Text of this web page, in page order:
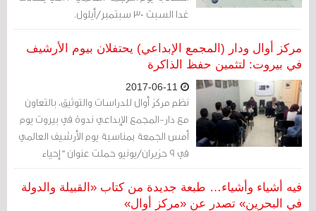
غدا السبت 30 سبتمبر/أيلول.
مركز أوال ودار (المجمع الإبداعي) يحتفلان بيوم الأرشيف
في بيروت: لتثمين حفظ الذاكرة
نظم مركز أوال للدراسات والتوثيق، بالتعاون
مع دار-المجمع الإبداعي ندوة في بيروت يوم
أمس الجمعة بمناسبة يوم الأرشيف العالمي
في 9 حزيران/يونيو حملت عنوان "إحياء
الأرشيف: بين التثمين والجذب".
فيه أشياء وأشياء… طبعة جديدة من كتاب «القبيلة والدولة
في البحرين» تصدر عن «مركز أوال»